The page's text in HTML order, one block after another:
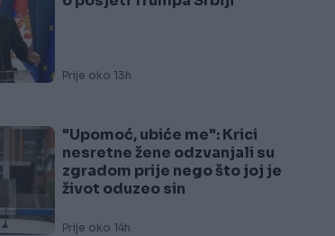
Prije oko 13h
"Upomoć, ubiće me": Krici
nesretne žene odzvanjali su
zgradom prije nego što joj je
život oduzeo sin
Prije oko 14h